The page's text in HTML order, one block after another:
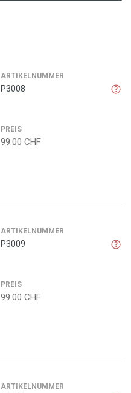
ARTIKELNUMMER
P3008
PREIS
99.00 CHF
ARTIKELNUMMER
P3009
PREIS
99.00 CHF
ARTIKELNUMMER